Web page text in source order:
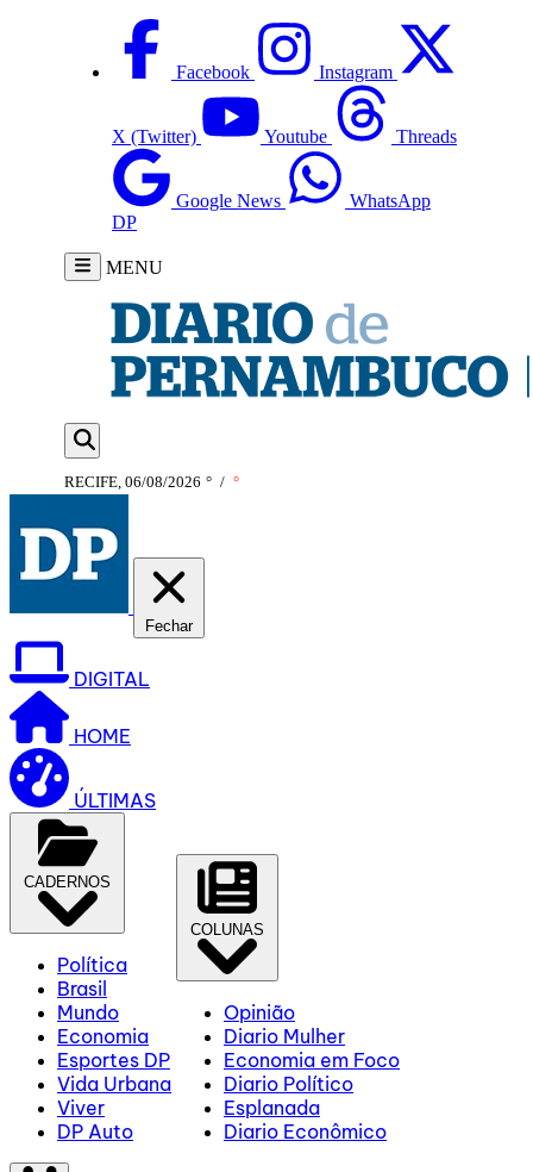
Facebook Instagram
X (Twitter) Youtube Threads
Google News
WhatsApp
DP
MENU
RECIFE, 06/08/2026 ° / °
Fechar
DIGITAL
HOME
ÚLTIMAS
CADERNOS
Política
Brasil
Mundo
Economia
Esportes DP
Vida Urbana
Viver
DP Auto
COLUNAS
Opinião
Diario Mulher
Economia em Foco
Diario Político
Esplanada
Diario Econômico